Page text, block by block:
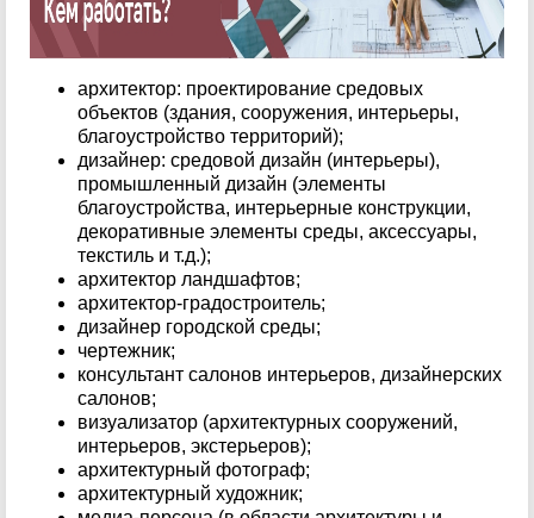
архитектор: проектирование средовых
объектов (здания, сооружения, интерьеры,
благоустройство территорий);
дизайнер: средовой дизайн (интерьеры),
промышленный дизайн (элементы
благоустройства, интерьерные конструкции,
декоративные элементы среды, аксессуары,
текстиль и т.д.);
архитектор ландшафтов;
архитектор-градостроитель;
дизайнер городской среды;
чертежник;
консультант салонов интерьеров, дизайнерских
салонов;
визуализатор (архитектурных сооружений,
интерьеров, экстерьеров);
архитектурный фотограф;
архитектурный художник;